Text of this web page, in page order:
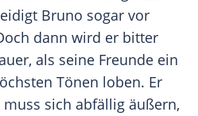
Bruno sogar vor
dann wird er bitter
als seine Freunde ein
Tönen loben. Er
sich abfällig äußern,